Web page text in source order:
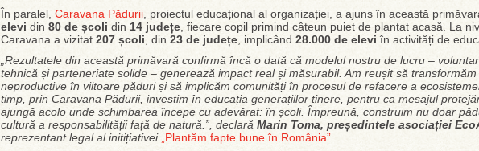
În paralel, Caravana Pădurii , proiectul educațional al organizației, a ajuns în această
elevi din 80 de școli din 14 județe , fiecare copil primind câteun puiet de plantat acasă. La
Caravana a vizitat 207 școli , din 23 de județe , implicând 28.000 de elevi în activități de
„Rezultatele din această primăvară confirmă încă o dată că modelul nostru de lucru –
tehnică și parteneriate solide – generează impact real și măsurabil. Am reușit să
neproductive în viitoare păduri și să implicăm comunități în procesul de refacere a
timp, prin Caravana Pădurii, investim în educația generațiilor tinere, pentru ca mesajul
ajungă acolo unde schimbarea începe cu adevărat: în școli. Împreună, construim nu doar
cultură a responsabilității față de natură.”, declară Marin Toma, președintele asociației
reprezentant legal al initițiativei „Plantăm fapte bune în România”